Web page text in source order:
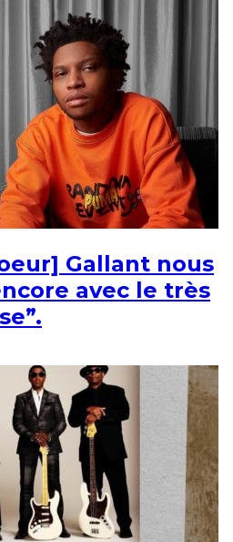
Gallant nous
avec le très